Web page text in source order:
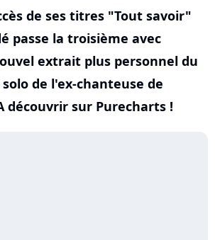
de ses titres "Tout savoir"
passe la troisième avec
extrait plus personnel du
de l'ex-chanteuse de
découvrir sur Purecharts !